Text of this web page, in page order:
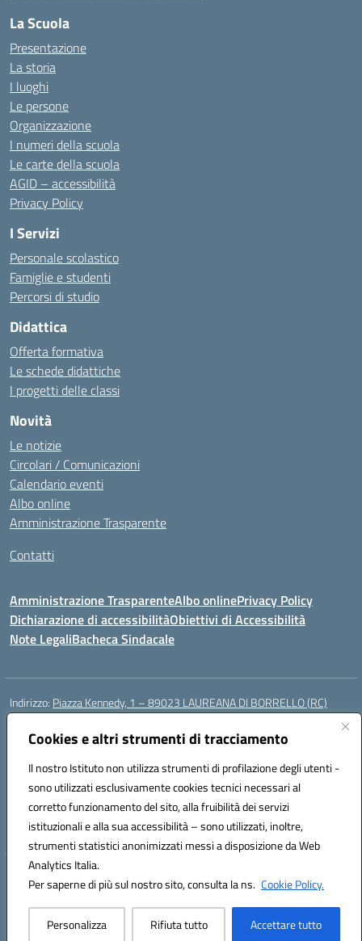
Cookies e altri strumenti di tracciamento
Il nostro Istituto non utilizza strumenti di profilazione degli utenti -
sono utilizzati esclusivamente cookies tecnici necessari al
corretto funzionamento del sito, alla fruibilità dei servizi
istituzionali e alla sua accessibilità – sono utilizzati, inoltre,
strumenti statistici anonimizzati messi a disposizione da Web
Analytics Italia.
Per saperne di più sul nostro sito, consulta la ns. Cookie Policy.
Personalizza Rifiuta tutto Accettare tutto
La Scuola
Presentazione
La storia
I luoghi
Le persone
Organizzazione
I numeri della scuola
Le carte della scuola
AGID – accessibilità
Privacy Policy
I Servizi
Personale scolastico
Famiglie e studenti
Percorsi di studio
Didattica
Offerta formativa
Le schede didattiche
I progetti delle classi
Novità
Le notizie
Circolari / Comunicazioni
Calendario eventi
Albo online
Amministrazione Trasparente
Contatti
Amministrazione TrasparenteAlbo onlinePrivacy Policy
Dichiarazione di accessibilitàObiettivi di Accessibilità
Note LegaliBacheca Sindacale
Indirizzo: Piazza Kennedy, 1 – 89023 LAUREANA DI BORRELLO (RC)
Centralino:
Posta elettronica certificata (PEC):rcic84800t@pec.istruzione.it
Codice fiscale: 82000940807
Codice meccanografico:RCIC84800T
Codice Indice delle Pubbliche Amministrazioni (IPA): istsc_rcic84800t
Codice unico di fatturazione (CUF): UF3A7N
Hosting & Powered by 3D Solution S.r.l.
Concept & Design by Designers Italia